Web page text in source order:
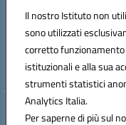
Il nostro Istituto non
sono utilizzati
corretto
istituzionali e alla sua
strumenti statistici
Analytics Italia.
Per saperne di più sul
Codice fiscale:
Codice meccanografico:
Codice unico di fatturazione
Hosting &